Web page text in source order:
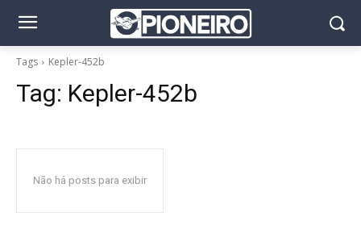
Tags Kepler-452b
Tag: Kepler-452b
Não há posts para exibir